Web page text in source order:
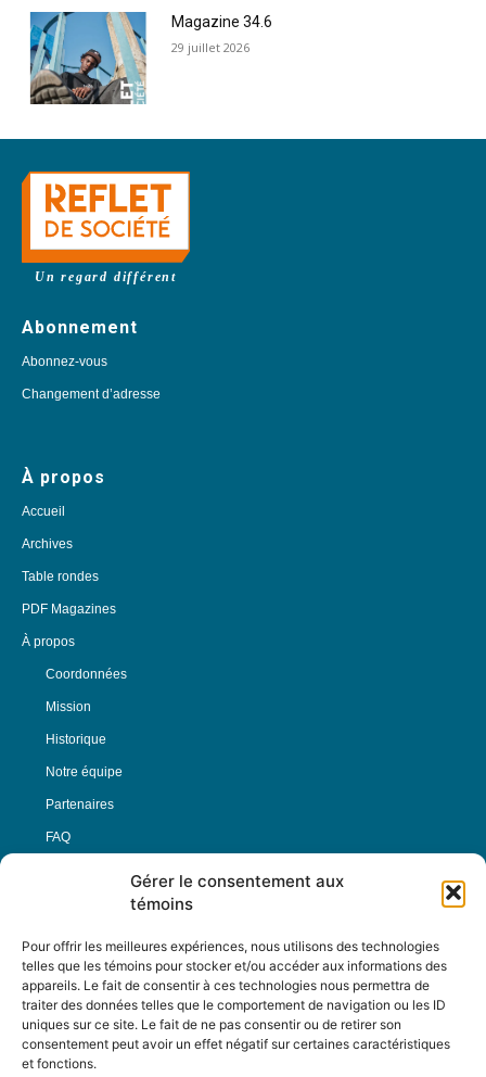
Gérer le consentement aux
témoins
Pour offrir les meilleures expériences, nous utilisons des technologies
telles que les témoins pour stocker et/ou accéder aux informations des
appareils. Le fait de consentir à ces technologies nous permettra de
traiter des données telles que le comportement de navigation ou les ID
uniques sur ce site. Le fait de ne pas consentir ou de retirer son
consentement peut avoir un effet négatif sur certaines caractéristiques
et fonctions.
Magazine 34.6
29 juillet 2026
Un regard différent
Abonnement
Abonnez-vous
Changement d’adresse
À propos
Accueil
Archives
Table rondes
PDF Magazines
À propos
Coordonnées
Mission
Historique
Notre équipe
Partenaires
FAQ
Nous Suivre